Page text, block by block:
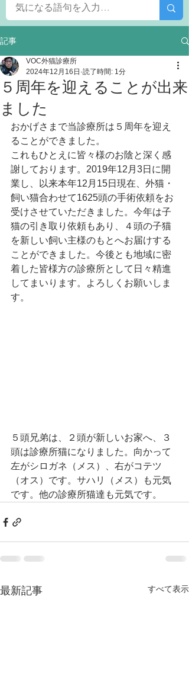
記事
５周年を迎えることが出来
ました
VOC外猫診療所
2024年12月16日 読了時間: 1分
おかげさまで当診療所は５周年を迎え
ることができました。
これもひとえに皆々様のお陰と深く感
謝しております。2019年12月3日に開
業し、以来本年12月15日現在、外猫・
飼い猫合わせて1625頭の手術依頼をお
受けさせていただきました。今年は子
猫の引き取り依頼もあり、４頭の子猫
を新しい飼い主様のもとへお届けする
ことができました。今後とも地域に密
着した皆様方の診療所として日々精進
してまいります。よろしくお願いしま
す。
５頭兄弟は、２頭が新しいお家へ、３
頭は診療所猫になりました。向かって
左がシロガネ（メス）、右がコテツ
（オス）です。サハリ（メス）も元気
です。他の診療所猫達も元気です。
最新記事 すべて表示